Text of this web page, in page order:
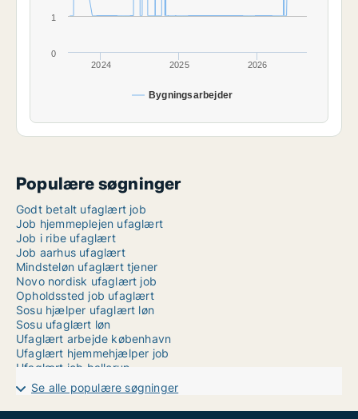
Bygningsarbejder
2024 2025 2026
0
1
Populære søgninger
Godt betalt ufaglært job
Job hjemmeplejen ufaglært
Job i ribe ufaglært
Job aarhus ufaglært
Mindsteløn ufaglært tjener
Novo nordisk ufaglært job
Opholdssted job ufaglært
Sosu hjælper ufaglært løn
Sosu ufaglært løn
Ufaglært arbejde københavn
Ufaglært hjemmehjælper job
Ufaglært job ballerup
Ufaglært job gentofte
Ufaglært job hjørring
Ufaglært job novo nordisk
Se alle populære søgninger